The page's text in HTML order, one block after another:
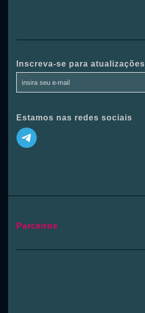
Inscreva-se para atualizações
Estamos nas redes sociais
Parceiros